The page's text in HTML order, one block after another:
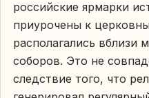
российские ярмарки
приурочены к
располагались вблизи
соборов. Это не
следствие того, что